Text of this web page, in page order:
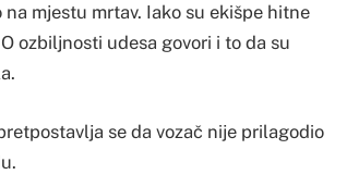
na mjestu mrtav. Iako su ekišpe hitne
ozbiljnosti udesa govori i to da su
se da vozač nije prilagodio